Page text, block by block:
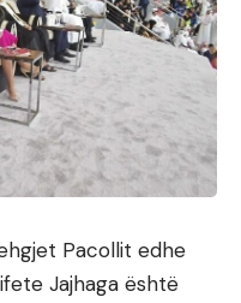
Pacollit edhe
Jajhaga është